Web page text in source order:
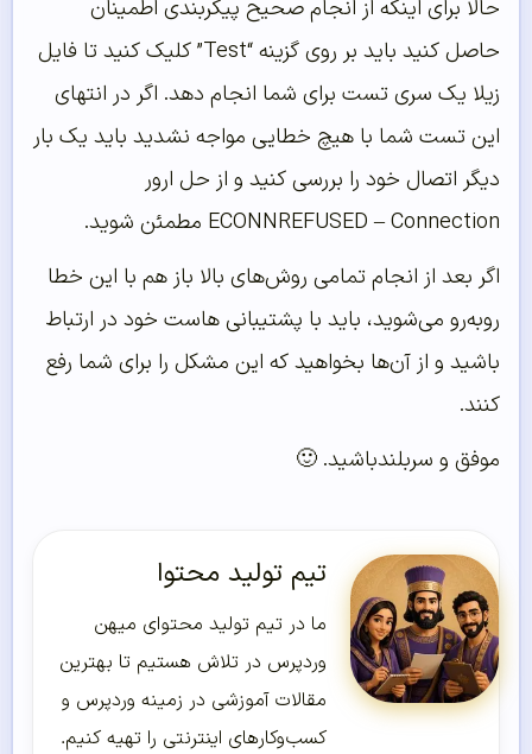
حالا برای اینکه از انجام صحیح پیکربندی اطمینان
حاصل کنید باید بر روی گزینه “Test” کلیک کنید تا فایل
زیلا یک سری تست برای شما انجام دهد. اگر در انتهای
این تست شما با هیچ خطایی مواجه نشدید باید یک بار
دیگر اتصال خود را بررسی کنید و از حل ارور
ECONNREFUSED – Connection مطمئن شوید.
اگر بعد از انجام تمامی روش‌‌های بالا باز هم با این خطا
روبه‌‌رو می‌‌شوید، باید با پشتیبانی هاست خود در ارتباط
باشید و از آن‌‌ها بخواهید که این مشکل را برای شما رفع
کنند.
موفق و سربلندباشید. 🙂
تیم تولید محتوا
ما در تیم تولید محتوای میهن
وردپرس در تلاش هستیم تا بهترین
مقالات آموزشی در زمینه وردپرس و
کسب‌و‌کارهای اینترنتی را تهیه کنیم.